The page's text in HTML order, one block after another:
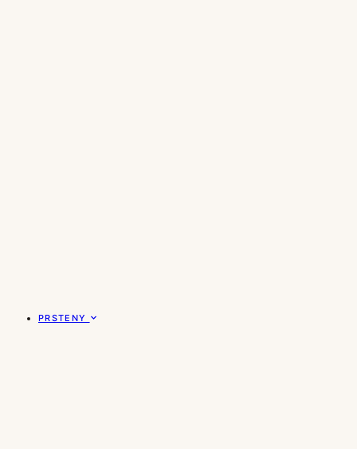
PRSTENY